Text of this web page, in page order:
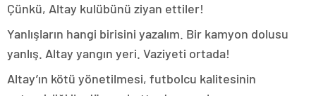
Çünkü, Altay kulübünü ziyan ettiler!
Yanlışların hangi birisini yazalım. Bir kamyon dolusu
yanlış. Altay yangın yeri. Vaziyeti ortada!
Altay’ın kötü yönetilmesi, futbolcu kalitesinin